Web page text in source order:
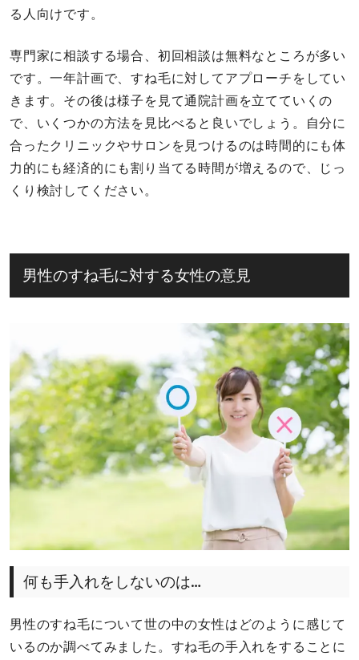
る人向けです。
専門家に相談する場合、初回相談は無料なところが多い
です。一年計画で、すね毛に対してアプローチをしてい
きます。その後は様子を見て通院計画を立てていくの
で、いくつかの方法を見比べると良いでしょう。自分に
合ったクリニックやサロンを見つけるのは時間的にも体
力的にも経済的にも割り当てる時間が増えるので、じっ
くり検討してください。
男性のすね毛に対する女性の意見
何も手入れをしないのは…
男性のすね毛について世の中の女性はどのように感じて
いるのか調べてみました。すね毛の手入れをすることに